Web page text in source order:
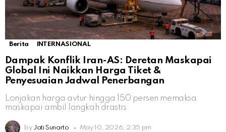
Berita INTERNASIONAL
Dampak Konflik Iran-AS: Deretan Maskapai
Global Ini Naikkan Harga Tiket &
Penyesuaian Jadwal Penerbangan
Lonjakan harga avtur hingga 150 persen memaksa
maskapai ambil langkah drastis
by Jati Sunarto May 10, 2026, 2:35 pm